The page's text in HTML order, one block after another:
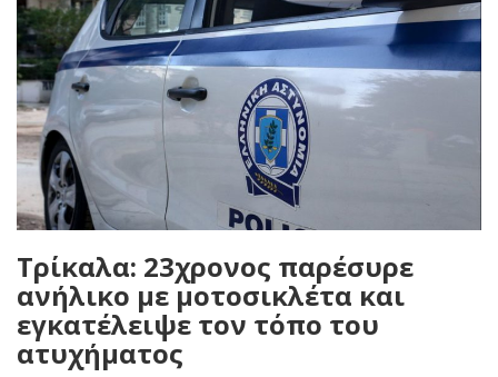
Τρίκαλα: 23χρονος παρέσυρε
ανήλικο με μοτοσικλέτα και
εγκατέλειψε τον τόπο του
ατυχήματος